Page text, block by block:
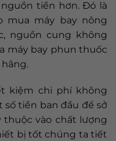
tiền hơn. Đó là
mua máy bay nông
nguồn cung không
máy bay phun thuốc
kiệm chi phí không
số tiền ban đầu để sở
thuộc vào chất lượng
bị tốt chúng ta tiết